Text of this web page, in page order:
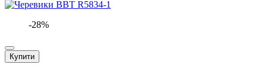
-28%
Купити